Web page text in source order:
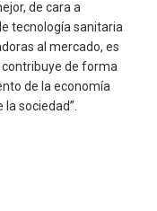
de cara a
tecnología sanitaria
al mercado, es
de forma
de la economía
sociedad”.